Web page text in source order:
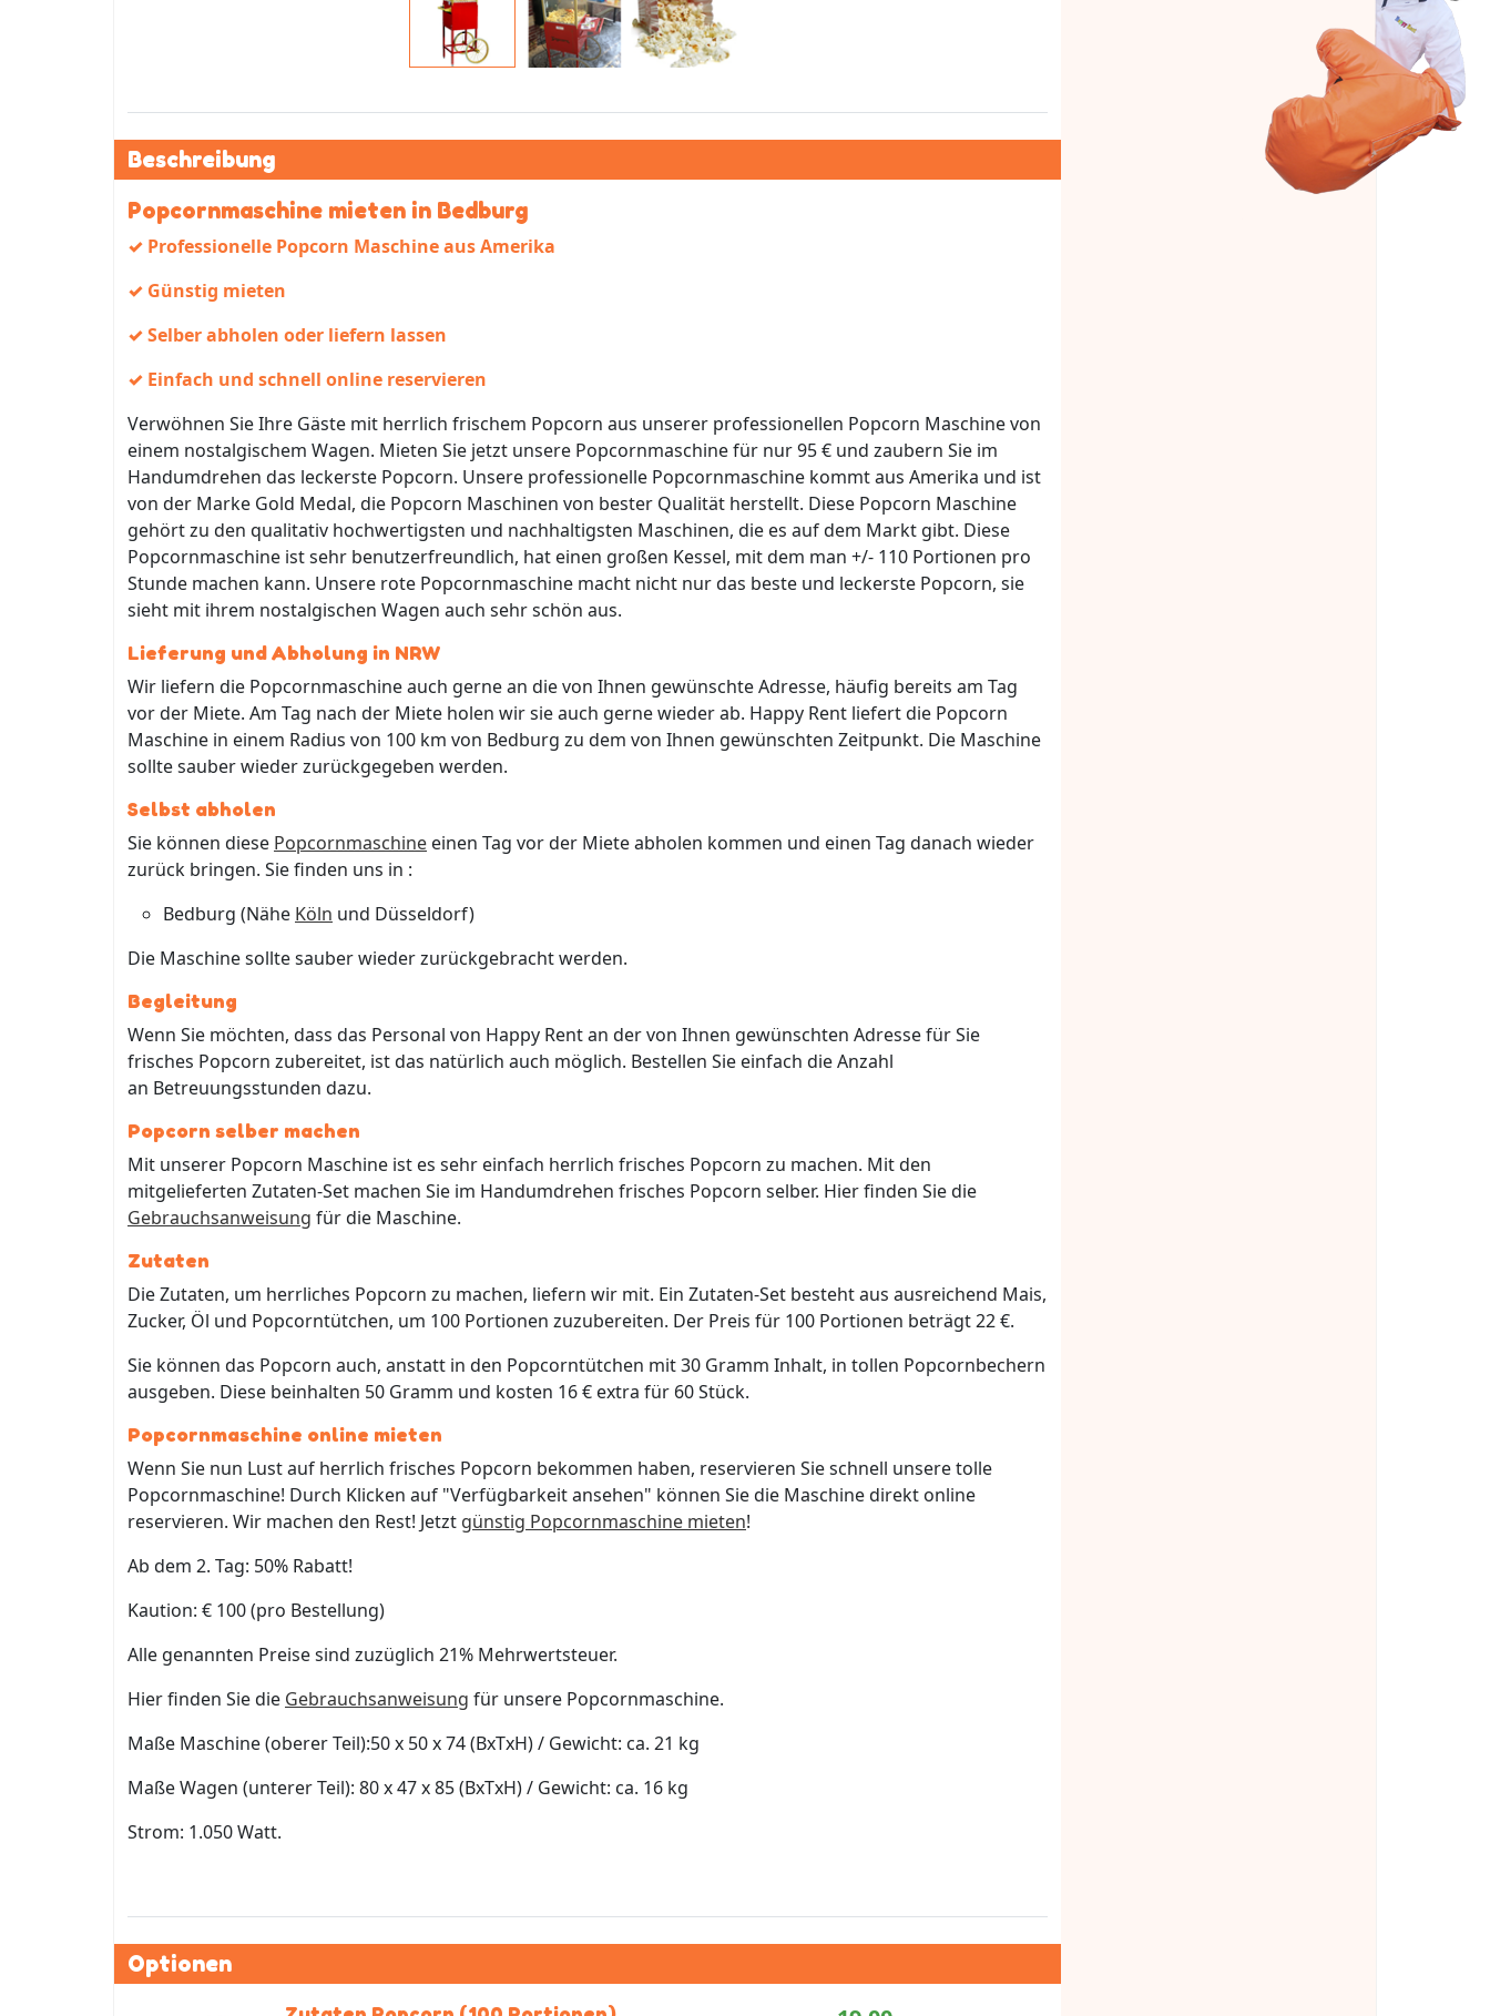
Beschreibung
Popcornmaschine mieten in Bedburg
✓ Professionelle Popcorn Maschine aus Amerika
✓ Günstig mieten
✓ Selber abholen oder liefern lassen
✓ Einfach und schnell online reservieren
Verwöhnen Sie Ihre Gäste mit herrlich frischem Popcorn aus unserer professionellen Popcorn Maschine von
einem nostalgischem Wagen. Mieten Sie jetzt unsere Popcornmaschine für nur 95 € und zaubern Sie im
Handumdrehen das leckerste Popcorn. Unsere professionelle Popcornmaschine kommt aus Amerika und ist
von der Marke Gold Medal, die Popcorn Maschinen von bester Qualität herstellt. Diese Popcorn Maschine
gehört zu den qualitativ hochwertigsten und nachhaltigsten Maschinen, die es auf dem Markt gibt. Diese
Popcornmaschine ist sehr benutzerfreundlich, hat einen großen Kessel, mit dem man +/- 110 Portionen pro
Stunde machen kann. Unsere rote Popcornmaschine macht nicht nur das beste und leckerste Popcorn, sie
sieht mit ihrem nostalgischen Wagen auch sehr schön aus.
Lieferung und Abholung in NRW
Wir liefern die Popcornmaschine auch gerne an die von Ihnen gewünschte Adresse, häufig bereits am Tag
vor der Miete. Am Tag nach der Miete holen wir sie auch gerne wieder ab. Happy Rent liefert die Popcorn
Maschine in einem Radius von 100 km von Bedburg zu dem von Ihnen gewünschten Zeitpunkt. Die Maschine
sollte sauber wieder zurückgegeben werden.
Selbst abholen
Sie können diese Popcornmaschine einen Tag vor der Miete abholen kommen und einen Tag danach wieder
zurück bringen. Sie finden uns in :
Bedburg (Nähe Köln und Düsseldorf)
Die Maschine sollte sauber wieder zurückgebracht werden.
Begleitung
Wenn Sie möchten, dass das Personal von Happy Rent an der von Ihnen gewünschten Adresse für Sie
frisches Popcorn zubereitet, ist das natürlich auch möglich. Bestellen Sie einfach die Anzahl
an Betreuungsstunden dazu.
Popcorn selber machen
Mit unserer Popcorn Maschine ist es sehr einfach herrlich frisches Popcorn zu machen. Mit den
mitgelieferten Zutaten-Set machen Sie im Handumdrehen frisches Popcorn selber. Hier finden Sie die
Gebrauchsanweisung für die Maschine.
Zutaten
Die Zutaten, um herrliches Popcorn zu machen, liefern wir mit. Ein Zutaten-Set besteht aus ausreichend Mais,
Zucker, Öl und Popcorntütchen, um 100 Portionen zuzubereiten. Der Preis für 100 Portionen beträgt 22 €.
Sie können das Popcorn auch, anstatt in den Popcorntütchen mit 30 Gramm Inhalt, in tollen Popcornbechern
ausgeben. Diese beinhalten 50 Gramm und kosten 16 € extra für 60 Stück.
Popcornmaschine online mieten
Wenn Sie nun Lust auf herrlich frisches Popcorn bekommen haben, reservieren Sie schnell unsere tolle
Popcornmaschine! Durch Klicken auf "Verfügbarkeit ansehen" können Sie die Maschine direkt online
reservieren. Wir machen den Rest! Jetzt günstig Popcornmaschine mieten!
Ab dem 2. Tag: 50% Rabatt!
Kaution: € 100 (pro Bestellung)
Alle genannten Preise sind zuzüglich 21% Mehrwertsteuer.
Hier finden Sie die Gebrauchsanweisung für unsere Popcornmaschine.
Maße Maschine (oberer Teil):50 x 50 x 74 (BxTxH) / Gewicht: ca. 21 kg
Maße Wagen (unterer Teil): 80 x 47 x 85 (BxTxH) / Gewicht: ca. 16 kg
Strom: 1.050 Watt.
Optionen